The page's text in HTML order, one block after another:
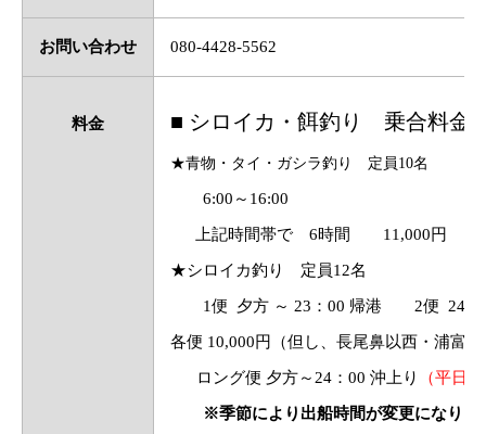
お問い合わせ 080-4428-5562
料金 ■ シロイカ・餌釣り 乗合料金
★青物・タイ・ガシラ釣り 定員10名
6:00～16:00
上記時間帯で 6時間 11,000円
★シロイカ釣り 定員12名
1便 夕方 ～ 23：00 帰港 2便 24：00
各便 10,000円（但し、長尾鼻以西・浦富
ロング便 夕方～24：00 沖上り （平日
※季節により出船時間が変更になりま